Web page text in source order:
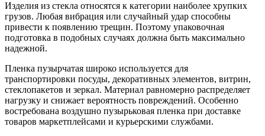
Изделия из стекла относятся к категории наиболее хрупких
грузов. Любая вибрация или случайный удар способны
привести к появлению трещин. Поэтому упаковочная
подготовка в подобных случаях должна быть максимально
надежной.
Пленка пузырчатая широко используется для
транспортировки посуды, декоративных элементов, витрин,
стеклопакетов и зеркал. Материал равномерно распределяет
нагрузку и снижает вероятность повреждений. Особенно
востребована воздушно пузырьковая пленка при доставке
товаров маркетплейсами и курьерскими службами.